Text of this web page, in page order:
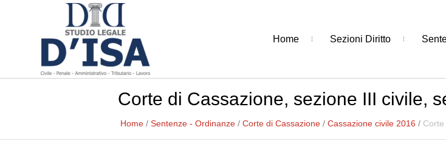
Home Sezioni Diritto
Corte di Cassazione, sezione III civile,
Home / Sentenze - Ordinanze / Corte di Cassazione / Cassazione civile 2016 /